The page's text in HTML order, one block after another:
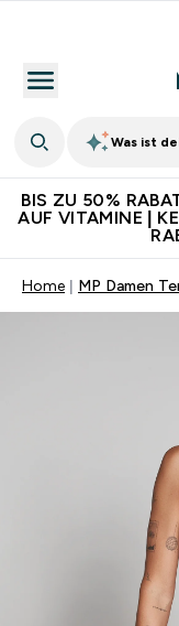
Was ist
BIS ZU 50%
AUF VITAMINE |
Home MP Damen